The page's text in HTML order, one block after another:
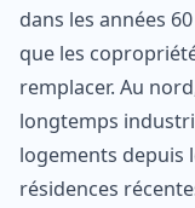
dans les années
que les
remplacer. Au
longtemps
logements depuis
résidences